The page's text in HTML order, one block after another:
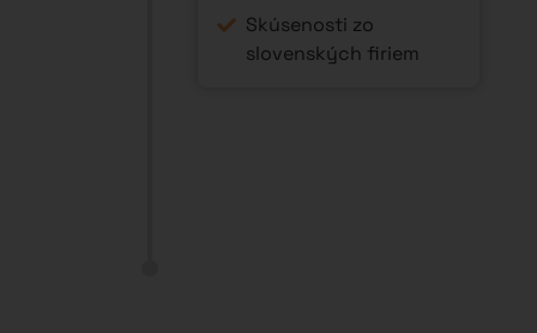
Skúsenosti zo
slovenských firiem